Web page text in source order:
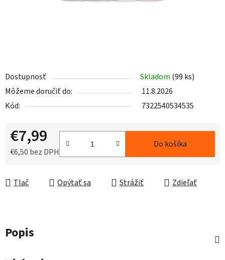
Dostupnosť Skladom (99 ks)
Môžeme doručiť do:
11.8.2026
Kód:
7322540534535
€7,99
€6,50 bez DPH
Do košíka
Tlač Opýtať sa Strážiť Zdieľať
Popis